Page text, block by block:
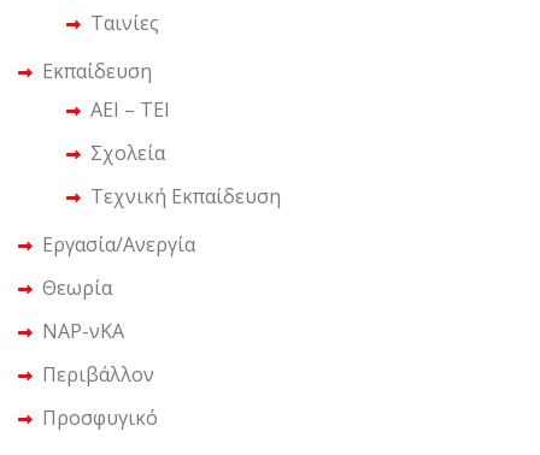
Ταινίες
Εκπαίδευση
ΑΕΙ – ΤΕΙ
Σχολεία
Τεχνική Εκπαίδευση
Εργασία/Ανεργία
Θεωρία
ΝΑΡ-νΚΑ
Περιβάλλον
Προσφυγικό